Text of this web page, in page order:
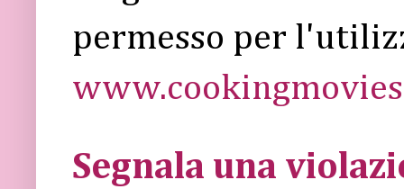
permesso per
Segnala una